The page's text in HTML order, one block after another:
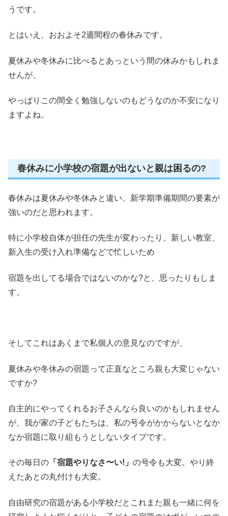
うです。
とはいえ、おおよそ2週間程の春休みです。
夏休みや冬休みに比べるとあっという間の休みかもしれま
せんが、
やっぱりこの間全く勉強しないのもどうなのか不安になり
ますよね。
春休みに小学校の宿題が出ないと親は困るの?
春休みは夏休みや冬休みと違い、新学期準備期間の要素が
強いのだと思われます。
特に小学校自体が担任の先生が変わったり、新しい教室、
新入生の受け入れ準備などで忙しいため
宿題を出してる場合ではないのかな?と、思ったりもしま
す。
そしてこれはあくまで私個人の意見なのですが、
夏休みや冬休みの宿題って正直なところ親も大変じゃない
ですか?
自主的にやってくれるお子さんなら良いのかもしれません
が、 我が家の子どもたちは、私の号令がかからないとなか
なか宿題に取り組もうとしないタイプです。
その毎日の 「宿題やりなさ〜い!」 の号令も大変。やり終
えたあとの丸付けも大変。
自由研究の宿題がある小学校だとこれまた親も一緒に何を